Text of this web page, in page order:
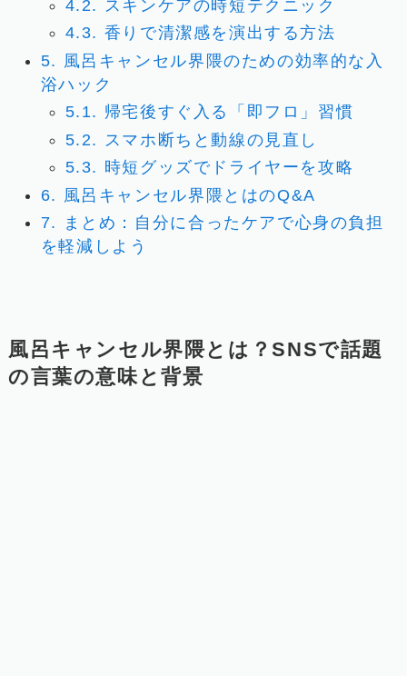
4.2.
スキンケアの時短テクニック
4.3. 香りで清潔感を演出する方法
5. 風呂キャンセル界隈のための効率的な入
浴ハック
5.1. 帰宅後すぐ入る「即フロ」習慣
5.2.
スマホ断ちと動線の見直し
5.3. 時短グッズでドライヤーを攻略
6. 風呂キャンセル界隈とはのQ&A
7.
まとめ：自分に合ったケアで心身の負担
を軽減しよう
風呂キャンセル界隈とは？SNSで話題
の言葉の意味と背景